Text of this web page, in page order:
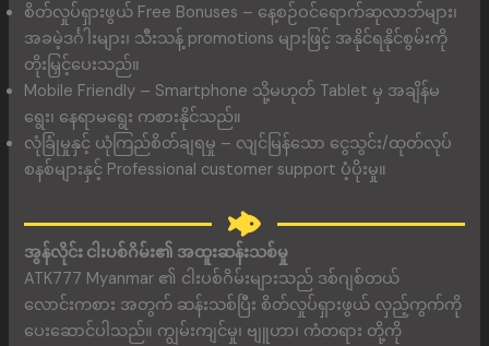
စိတ်လှုပ်ရှားဖွယ် Free Bonuses – နေ့စဉ်ဝင်ရောက်ဆုလာဘ်များ၊
အခမဲ့ဒင်္ဂါးများ၊ သီးသန့် promotions များဖြင့် အနိုင်ရနိုင်စွမ်းကို
တိုးမြှင့်ပေးသည်။
Mobile Friendly – Smartphone သို့မဟုတ် Tablet မှ အချိန်မ
ရွေး၊ နေရာမရွေး ကစားနိုင်သည်။
လုံခြုံမှုနှင့် ယုံကြည်စိတ်ချရမှု – လျင်မြန်သော ငွေသွင်း/ထုတ်လုပ်
စနစ်များနှင့် Professional customer support ပံ့ပိုးမှု။
အွန်လိုင်း ငါးပစ်ဂိမ်း၏ အထူးဆန်းသစ်မှု
ATK777 Myanmar ၏ ငါးပစ်ဂိမ်းများသည် ဒစ်ဂျစ်တယ်
လောင်းကစား အတွက် ဆန်းသစ်ပြီး စိတ်လှုပ်ရှားဖွယ် လှည့်ကွက်ကို
ပေးဆောင်ပါသည်။ ကျွမ်းကျင်မှု၊ ဗျူဟာ၊ ကံတရား တို့ကို